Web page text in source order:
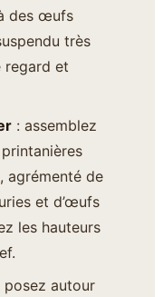
des œufs
très
regard et
: assemblez
agrémenté de
et d’œufs
les hauteurs
autour